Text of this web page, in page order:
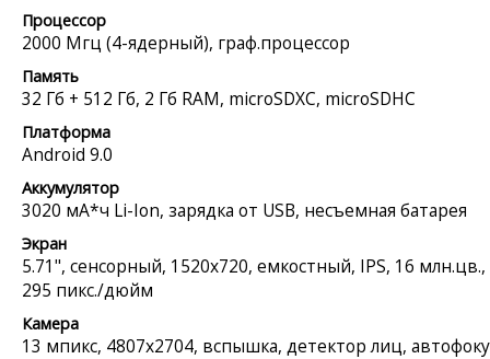
Процессор
2000 Мгц (4-ядерный), граф.процессор
Память
32 Гб + 512 Гб, 2 Гб RAM, microSDXC, microSDHC
Платформа
Android 9.0
Аккумулятор
3020 мА*ч Li-Ion, зарядка от USB, несъемная батарея
Экран
5.71", сенсорный, 1520x720, емкостный, IPS, 16 млн.цв.,
295 пикс./дюйм
Камера
13 мпикс, 4807x2704, вспышка, детектор лиц,